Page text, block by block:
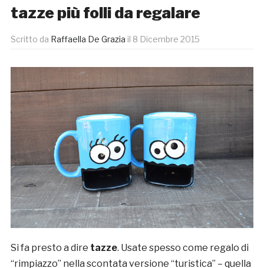
tazze più folli da regalare
Scritto da Raffaella De Grazia il 8 Dicembre 2015
Si fa presto a dire tazze. Usate spesso come regalo di
“rimpiazzo” nella scontata versione “turistica” – quella